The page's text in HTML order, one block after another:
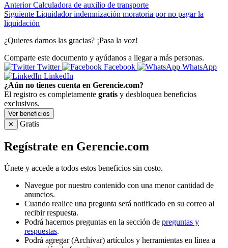
Anterior Calculadora de auxilio de transporte
Siguiente Liquidador indemnización moratoria por no pagar la
liquidación
¿Quieres darnos las gracias? ¡Pasa la voz!
Comparte este documento y ayúdanos a llegar a más personas.
Twitter
Facebook
WhatsApp
LinkedIn
¿Aún no tienes cuenta en Gerencie.com?
El registro es completamente gratis y desbloquea beneficios
exclusivos.
Ver beneficios
✕
Gratis
Regístrate en Gerencie.com
Únete y accede a todos estos beneficios sin costo.
Navegue por nuestro contenido con una menor cantidad de
anuncios.
Cuando realice una pregunta será notificado en su correo al
recibir respuesta.
Podrá hacernos preguntas en la sección de preguntas y
respuestas.
Podrá agregar (Archivar) artículos y herramientas en línea a